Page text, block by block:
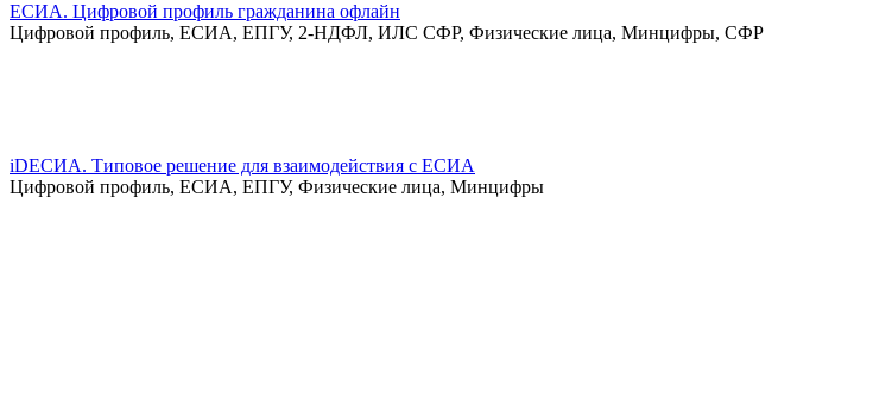
ЕСИА. Цифровой профиль гражданина офлайн
Цифровой профиль, ЕСИА, ЕПГУ, 2-НДФЛ, ИЛС СФР, Физические лица, Минцифры, СФР
iDЕСИА. Типовое решение для взаимодействия с ЕСИА
Цифровой профиль, ЕСИА, ЕПГУ, Физические лица, Минцифры